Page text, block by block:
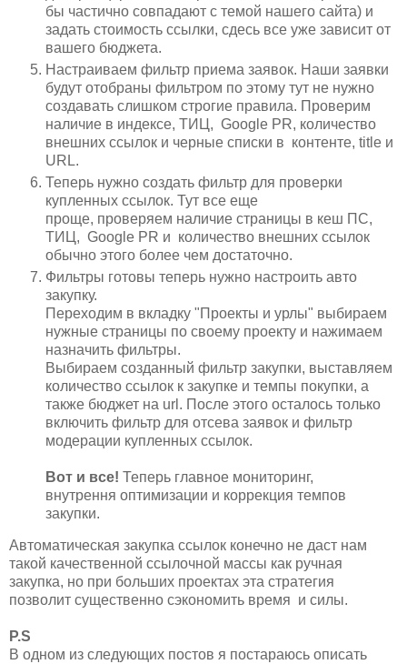
бы частично совпадают с темой нашего сайта) и
задать стоимость ссылки, сдесь все уже зависит от
вашего бюджета.
Настраиваем фильтр приема заявок. Наши заявки
будут отобраны фильтром по этому тут не нужно
создавать слишком строгие правила. Проверим
наличие в индексе, ТИЦ, Google PR, количество
внешних ссылок и черные списки в контенте, title и
URL.
Теперь нужно создать фильтр для проверки
купленных ссылок. Тут все еще
проще, проверяем наличие страницы в кеш ПС,
ТИЦ, Google PR и количество внешних ссылок
обычно этого более чем достаточно.
Фильтры готовы теперь нужно настроить авто
закупку.
Переходим в вкладку "Проекты и урлы" выбираем
нужные страницы по своему проекту и нажимаем
назначить фильтры.
Выбираем созданный фильтр закупки, выставляем
количество ссылок к закупке и темпы покупки, а
также бюджет на url. После этого осталось только
включить фильтр для отсева заявок и фильтр
модерации купленных ссылок.
Вот и все! Теперь главное мониторинг,
внутрення оптимизации и коррекция темпов
закупки.
Автоматическая закупка ссылок конечно не даст нам
такой качественной ссылочной массы как ручная
закупка, но при больших проектах эта стратегия
позволит существенно сэкономить время и силы.
P.S
В одном из следующих постов я постараюсь описать